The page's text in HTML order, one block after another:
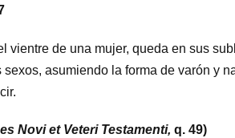
vientre de una mujer, queda en sus
asumiendo la forma de varón y
Novi et Veteri Testamenti, q. 49)